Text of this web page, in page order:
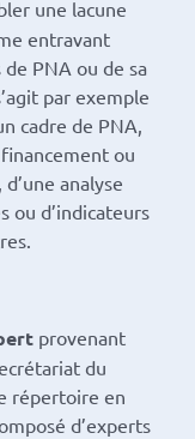
une lacune
entravant
de PNA ou de sa
par exemple
cadre de PNA,
ou
analyse
ou d’indicateurs
provenant
du
répertoire en
d’experts